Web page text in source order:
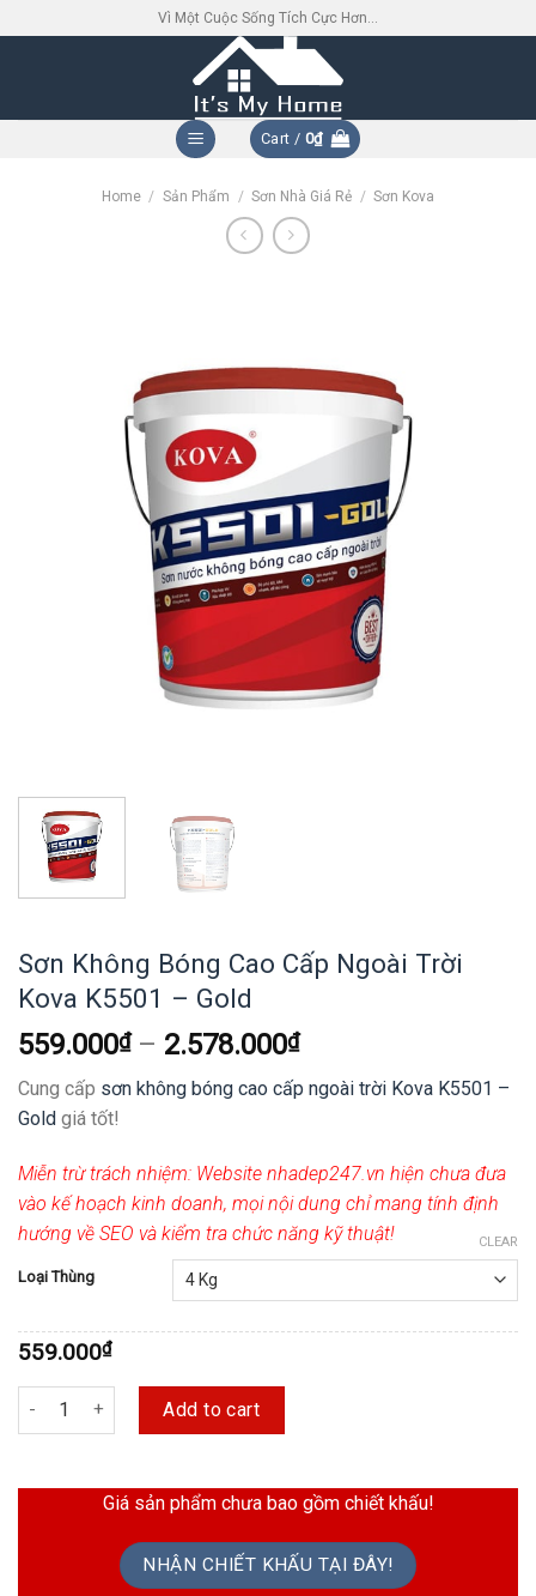
to
Vì Một Cuộc Sống Tích Cực Hơn...
Cart / 0₫
Home / Sản Phẩm / Sơn Nhà Giá Rẻ / Sơn Kova
Sơn Không Bóng Cao Cấp Ngoài Trời
Kova K5501 – Gold
559.000₫– 2.578.000₫
Cung cấp sơn không bóng cao cấp ngoài trời Kova K5501 –
Gold giá tốt!
Miễn trừ trách nhiệm: Website nhadep247.vn hiện chưa đưa
vào kế hoạch kinh doanh, mọi nội dung chỉ mang tính định
hướng về SEO và kiểm tra chức năng kỹ thuật!
Loại Thùng
CLEAR
559.000₫
Sơn Không Bóng Cao Cấp Ngoài Trời Kova K5501 - Gold quantity
Add to cart
Giá sản phẩm chưa bao gồm chiết khấu!
NHẬN CHIẾT KHẤU TẠI ĐÂY!